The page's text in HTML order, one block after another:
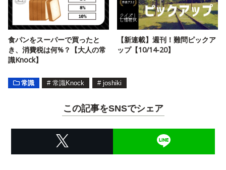
食パンをスーパーで買ったと
き、消費税は何%？【大人の常
識Knock】
【新連載】週刊！難問ピックア
ップ【10/14-20】
常識 # 常識Knock # joshiki
この記事をSNSでシェア